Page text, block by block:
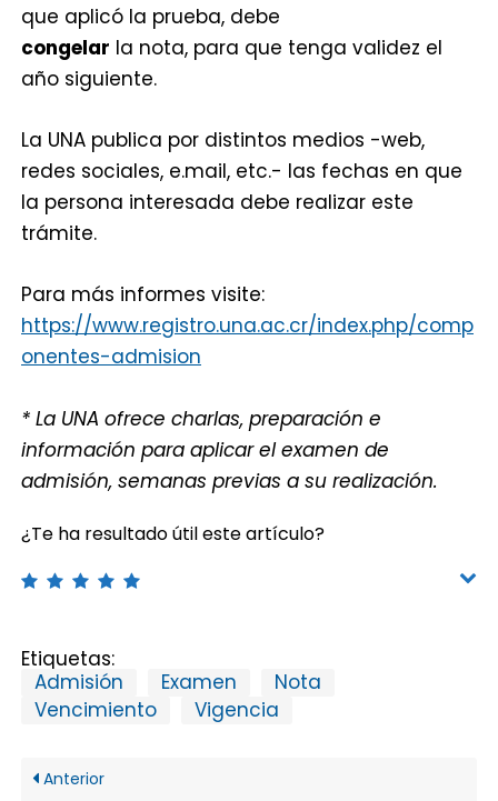
que aplicó la prueba, debe
congelar la nota, para que tenga validez el
año siguiente.
La UNA publica por distintos medios -web,
redes sociales, e.mail, etc.- las fechas en que
la persona interesada debe realizar este
trámite.
Para más informes visite:
https://www.registro.una.ac.cr/index.php/comp
onentes-admision
* La UNA ofrece charlas, preparación e
información para aplicar el examen de
admisión, semanas previas a su realización.
¿Te ha resultado útil este artículo?
Etiquetas:
Admisión
Examen
Nota
Vencimiento
Vigencia
Anterior